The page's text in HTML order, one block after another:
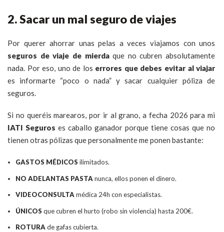
2. Sacar un mal seguro de viajes
Por querer ahorrar unas pelas a veces viajamos con unos
seguros de viaje de mierdaque no cubren absolutamente
nada. Por eso, uno de los errores que debes evitar al viajar
es informarte “poco o nada” y sacar cualquier póliza de
seguros.
Si no queréis marearos, por ir al grano, a fecha 2026 para mi
IATI Seguros es caballo ganador porque tiene cosas que no
tienen otras pólizas que personalmente me ponen bastante:
GASTOS MÉDICOS ilimitados.
NO ADELANTAS PASTA nunca, ellos ponen el dinero.
VIDEOCONSULTAmédica 24h con especialistas.
ÚNICOS que cubren el hurto (robo sin violencia) hasta 200€.
ROTURAde gafas cubierta.